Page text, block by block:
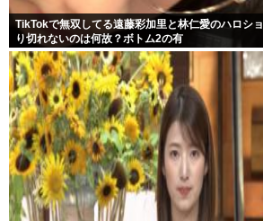
TikTokで無双してる遠藤彩加里と林仁愛のハロシ
り切れないのは何故？ボトム2の有